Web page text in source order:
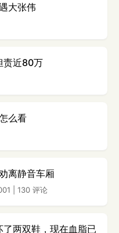
大张伟
责近80万
么看
离静音车厢
130 评论
两双鞋，现在血脂已